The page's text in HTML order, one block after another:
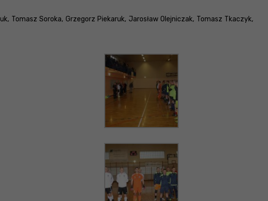
Tomasz Soroka, Grzegorz Piekaruk, Jarosław Olejniczak, Tomasz Tkaczyk,